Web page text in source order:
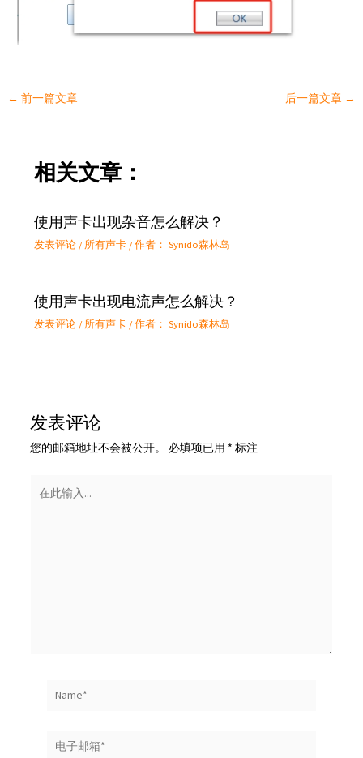
← 前一篇文章 后一篇文章 →
相关文章：
使用声卡出现杂音怎么解决？
发表评论 /所有声卡/ 作者： Synido森林岛
使用声卡出现电流声怎么解决？
发表评论 /所有声卡/ 作者： Synido森林岛
发表评论
您的邮箱地址不会被公开。 必填项已用 * 标注
Name*
电